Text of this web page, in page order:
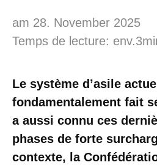
am 28. November 2025
Temps de lecture:
Le système d’asile
fondamentalement fait
a aussi connu ces
phases de forte
contexte, la